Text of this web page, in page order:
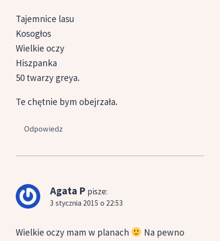
Tajemnice lasu
Kosogłos
Wielkie oczy
Hiszpanka
50 twarzy greya.
Te chętnie bym obejrzała.
Odpowiedz
Agata P pisze:
3 stycznia 2015 o 22:53
Wielkie oczy mam w planach
Na pewno